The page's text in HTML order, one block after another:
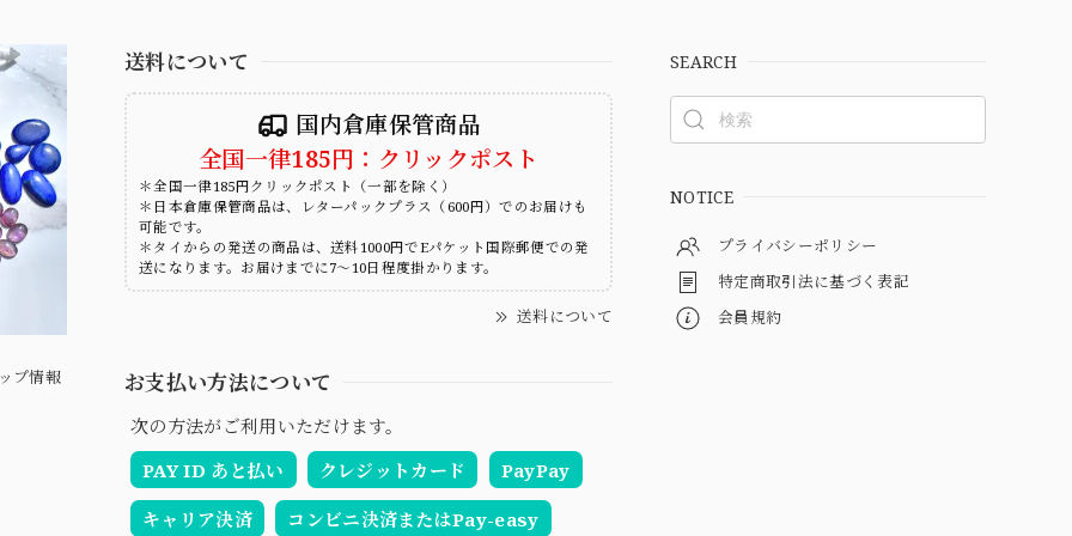
プ情報
送料について
国内倉庫保管商品
全国一律185円：クリックポスト
＊全国一律185円クリックポスト（一部を除く）
＊日本倉庫保管商品は、レターパックプラス（600円）でのお届けも
可能です。
＊タイからの発送の商品は、送料1000円でEパケット国際郵便での発
送になります。お届けまでに7～10日程度掛かります。
送料について
お支払い方法について
次の方法がご利用いただけます。
PAY ID あと払い
クレジットカード PayPay
キャリア決済 コンビニ決済またはPay-easy
SEARCH
NOTICE
プライバシーポリシー
特定商取引法に基づく表記
会員規約